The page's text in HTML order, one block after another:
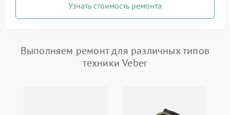
Узнать стоимость ремонта
Выполняем ремонт для различных типов
техники Veber